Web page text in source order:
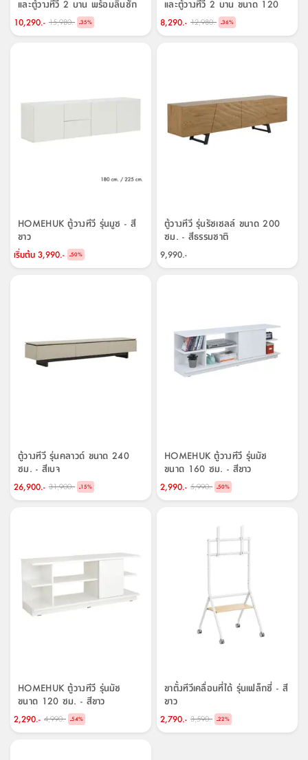
และตู้วางทีวี 2 บาน พร้อมลิ้นชัก
ขนาด 150 ซม. รุ่นมิกิ+มินิโอ
10,290.- 15,980.- -35%
และตู้วางทีวี 2 บาน ขนาด 120
ซม. รุ่นมิกิ+มินิโอ
8,290.- 12,980.- -36%
HOMEHUK ตู้วางทีวี รุ่นมูซ - สี
ขาว
เริ่มต้น 3,990.- -50%
ตู้วางทีวี รุ่นรัชเซลล์ ขนาด 200
ซม. - สีธรรมชาติ
9,990.-
ตู้วางทีวี รุ่นคลาวด์ ขนาด 240
ซม. - สีเบจ
26,900.- 31,900.- -15%
HOMEHUK ตู้วางทีวี รุ่นมัช
ขนาด 160 ซม. - สีขาว
2,990.- 5,990.- -50%
HOMEHUK ตู้วางทีวี รุ่นมัช
ขนาด 120 ซม. - สีขาว
2,290.- 4,990.- -54%
ขาตั้งทีวีเคลื่อนที่ได้ รุ่นเฟล็กซี่ - สี
ขาว
2,790.- 3,590.- -22%